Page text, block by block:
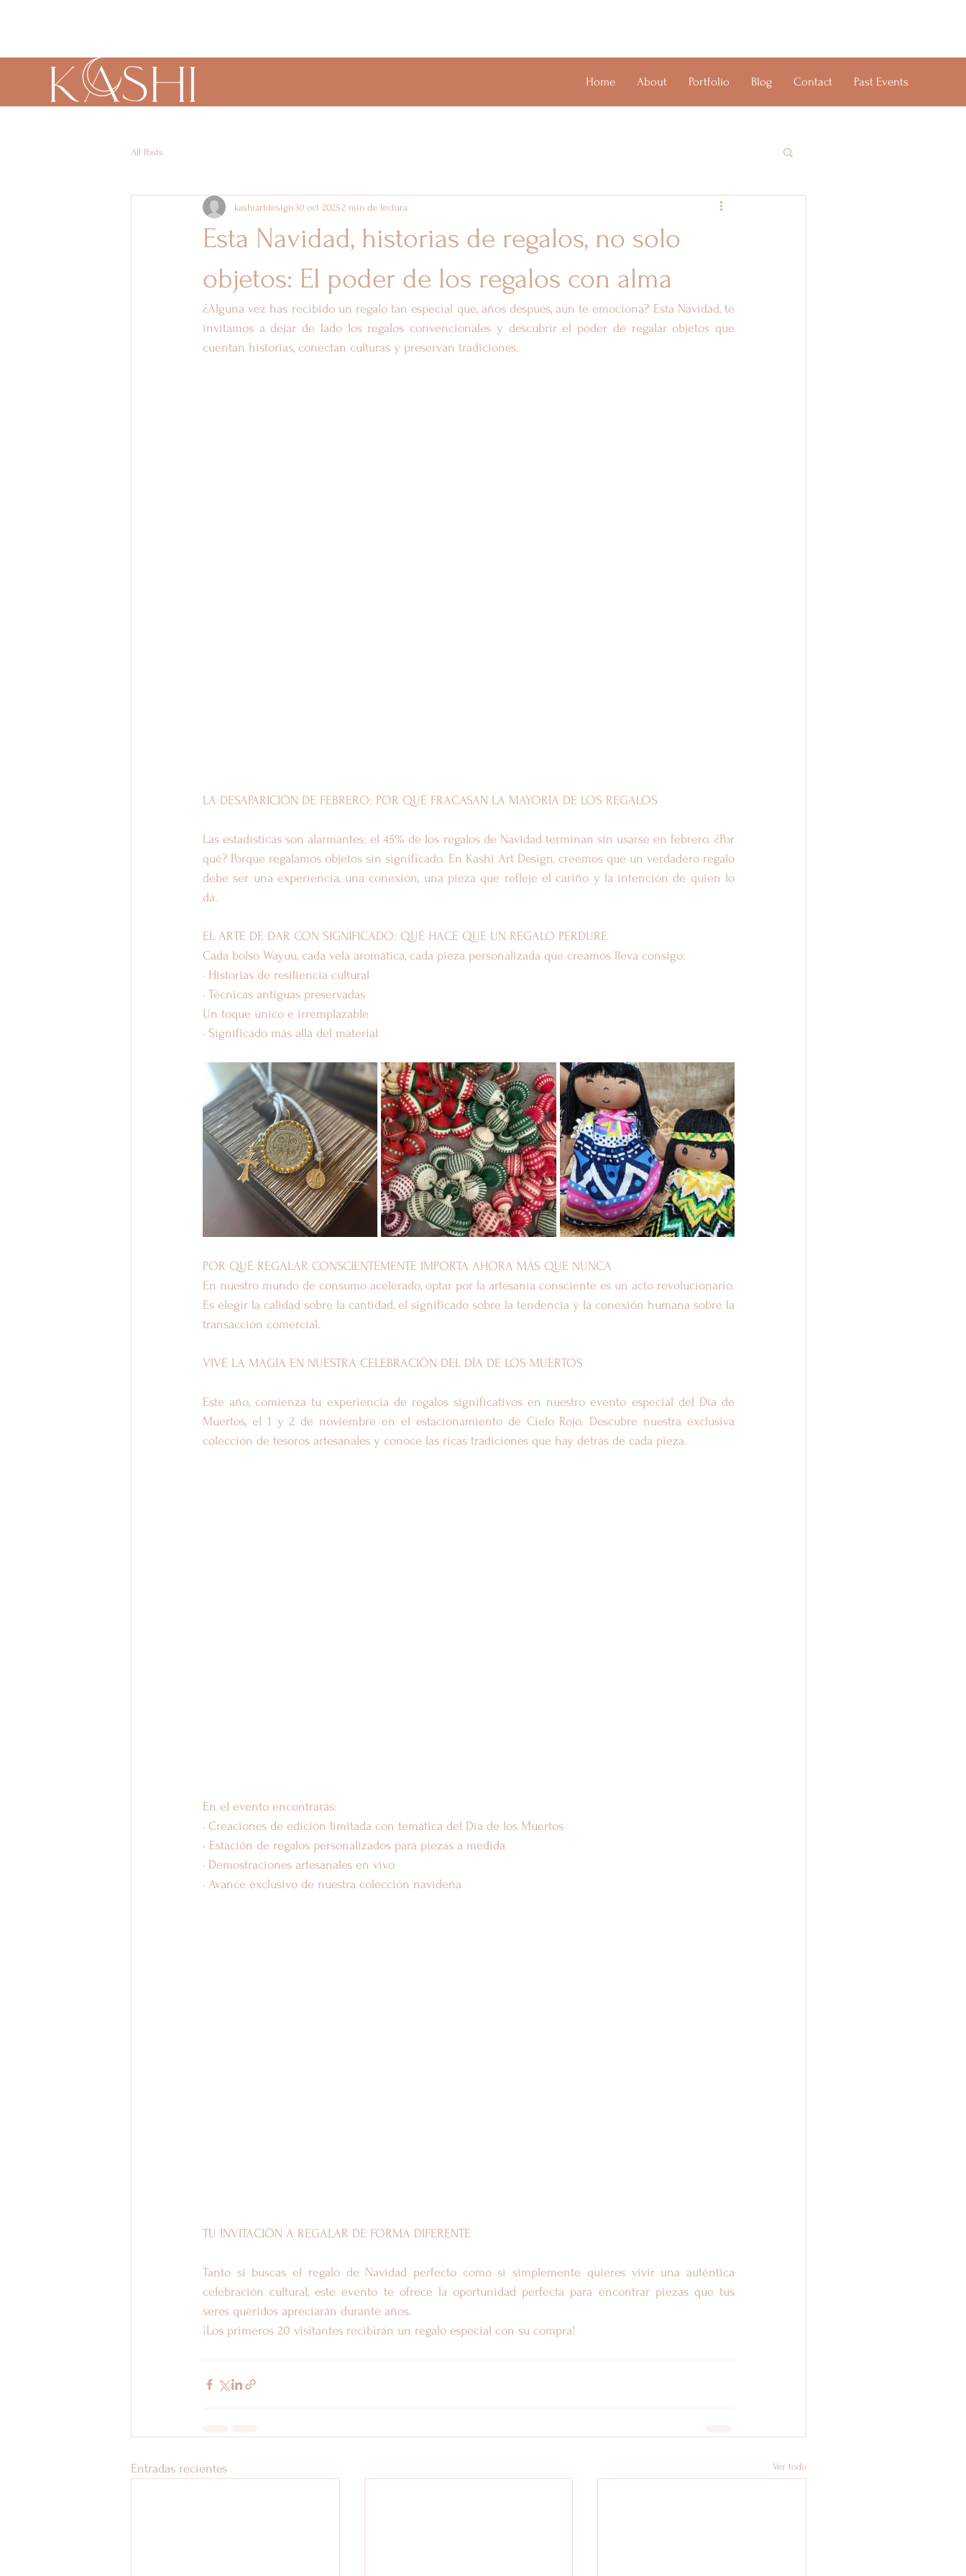
Home About Portfolio Blog Contact Past Events
All Posts
Esta Navidad, historias de regalos, no solo
objetos: El poder de los regalos con alma
kashiartdesign30 oct 20252 min de lectura
¿Alguna vez has recibido un regalo tan especial que, años después, aún te emociona? Esta Navidad, te
invitamos a dejar de lado los regalos convencionales y descubrir el poder de regalar objetos que
cuentan historias, conectan culturas y preservan tradiciones.
LA DESAPARICIÓN DE FEBRERO: POR QUÉ FRACASAN LA MAYORÍA DE LOS REGALOS
Las estadísticas son alarmantes: el 45% de los regalos de Navidad terminan sin usarse en febrero. ¿Por
qué? Porque regalamos objetos sin significado. En Kashi Art Design, creemos que un verdadero regalo
debe ser una experiencia, una conexión, una pieza que refleje el cariño y la intención de quien lo
da.
EL ARTE DE DAR CON SIGNIFICADO: QUÉ HACE QUE UN REGALO PERDURE
Cada bolso Wayuu, cada vela aromática, cada pieza personalizada que creamos lleva consigo:
· Historias de resiliencia cultural
· Técnicas antiguas preservadas
Un toque único e irremplazable
· Significado más allá del material
POR QUÉ REGALAR CONSCIENTEMENTE IMPORTA AHORA MÁS QUE NUNCA
En nuestro mundo de consumo acelerado, optar por la artesanía consciente es un acto revolucionario.
Es elegir la calidad sobre la cantidad, el significado sobre la tendencia y la conexión humana sobre la
transacción comercial.
VIVE LA MAGIA EN NUESTRA CELEBRACIÓN DEL DÍA DE LOS MUERTOS
Este año, comienza tu experiencia de regalos significativos en nuestro evento especial del Día de
Muertos, el 1 y 2 de noviembre en el estacionamiento de Cielo Rojo. Descubre nuestra exclusiva
colección de tesoros artesanales y conoce las ricas tradiciones que hay detrás de cada pieza.
En el evento encontrarás:
· Creaciones de edición limitada con temática del Día de los Muertos
• Estación de regalos personalizados para piezas a medida
· Demostraciones artesanales en vivo
· Avance exclusivo de nuestra colección navideña
TU INVITACIÓN A REGALAR DE FORMA DIFERENTE
Tanto si buscas el regalo de Navidad perfecto como si simplemente quieres vivir una auténtica
celebración cultural, este evento te ofrece la oportunidad perfecta para encontrar piezas que tus
seres queridos apreciarán durante años.
¡Los primeros 20 visitantes recibirán un regalo especial con su compra!
Entradas recientes Ver todo